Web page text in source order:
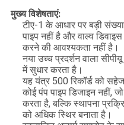
मुख्य विशेषताएं:
टीए-1 के आधार पर बड़ी
पाइप नहीं है और वाल्व
करने की आवश्यकता नहीं है।
नया उच्च प्रदर्शन वाला
में सुधार करता है।
यह यंत्र 500 रिकॉर्ड को
कोई पंप पाइप डिजाइन नहीं,
करता है, बल्कि स्थापना
को अधिक स्थिर बनाता है।